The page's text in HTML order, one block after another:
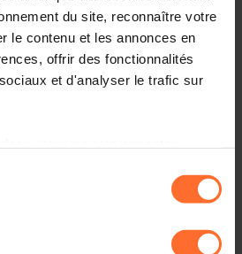
du site, reconnaître votre
le contenu et les annonces en
offrir des fonctionnalités
et d'analyser le trafic sur
strictement nécessaires au
Une description des différents
sous l’onglet « Détails » ci-
in a symbolic year as Montenegro
Luxembourg celebrate 20 years
highlighting the growing ties